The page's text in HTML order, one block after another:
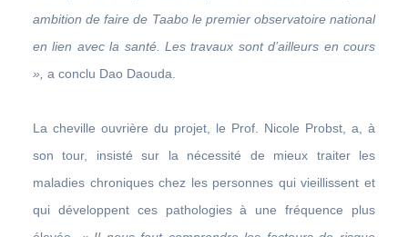
ambition de faire de Taabo le premier observatoire national
en lien avec la santé. Les travaux sont d’ailleurs en cours
», a conclu Dao Daouda.
La cheville ouvrière du projet, le Prof. Nicole Probst, a, à
son tour, insisté sur la nécessité de mieux traiter les
maladies chroniques chez les personnes qui vieillissent et
qui développent ces pathologies à une fréquence plus